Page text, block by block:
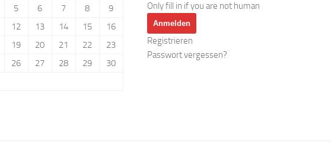
5 6 7 8
9
12 13 14 15
16
19 20 21 22
23
26 27 28 29
30
Only fill in if you are not human
Registrieren
Passwort vergessen?